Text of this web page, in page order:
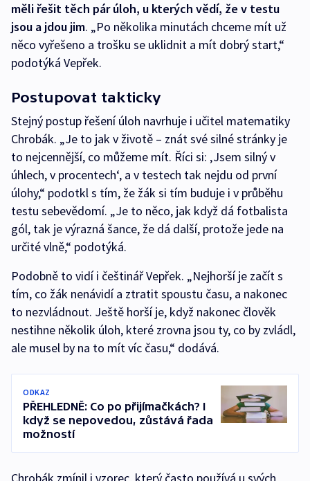
měli řešit těch pár úloh, u kterých vědí, že v testu
jsou a jdou jim. „Po několika minutách chceme mít už
něco vyřešeno a trošku se uklidnit a mít dobrý start,“
podotýká Vepřek.
Postupovat takticky
Stejný postup řešení úloh navrhuje i učitel matematiky
Chrobák. „Je to jak v životě – znát své silné stránky je
to nejcennější, co můžeme mít. Říci si: ‚Jsem silný v
úhlech, v procentech‘, a v testech tak nejdu od první
úlohy,“ podotkl s tím, že žák si tím buduje i v průběhu
testu sebevědomí. „Je to něco, jak když dá fotbalista
gól, tak je výrazná šance, že dá další, protože jede na
určité vlně,“ podotýká.
Podobně to vidí i češtinář Vepřek. „Nejhorší je začít s
tím, co žák nenávidí a ztratit spoustu času, a nakonec
to nezvládnout. Ještě horší je, když nakonec člověk
nestihne několik úloh, které zrovna jsou ty, co by zvládl,
ale musel by na to mít víc času,“ dodává.
ODKAZ
PŘEHLEDNĚ: Co po přijímačkách? I
když se nepovedou, zůstává řada
možností